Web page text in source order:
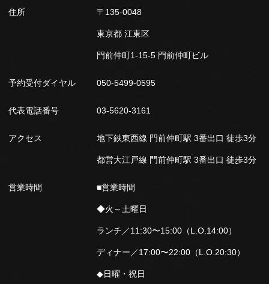
住所 〒135-0048
東京都 江東区
門前仲町1-15-5 門前仲町ビル
予約受付ダイヤル 050-5499-0595
代表電話番号 03-5620-3161
アクセス 地下鉄東西線 門前仲町駅 3番出口 徒歩3分
都営大江戸線 門前仲町駅 3番出口 徒歩3分
営業時間 ■営業時間
◆火～土曜日
ランチ／11:30〜15:00（L.O.14:00）
ディナー／17:00〜22:00（L.O.20:30）
◆日曜・祝日